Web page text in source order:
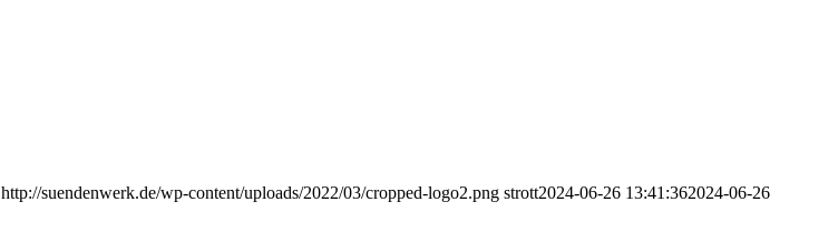
http://suendenwerk.de/wp-content/uploads/2022/03/cropped-logo2.png strott2024-06-26 13:41:362024-06-26